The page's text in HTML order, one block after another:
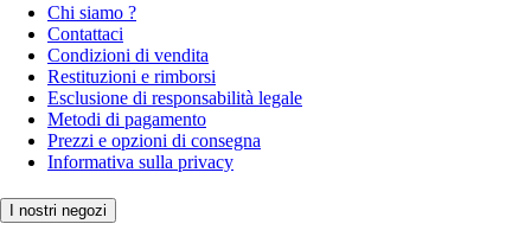
Chi siamo ?
Contattaci
Condizioni di vendita
Restituzioni e rimborsi
Esclusione di responsabilità legale
Metodi di pagamento
Prezzi e opzioni di consegna
Informativa sulla privacy
I nostri negozi